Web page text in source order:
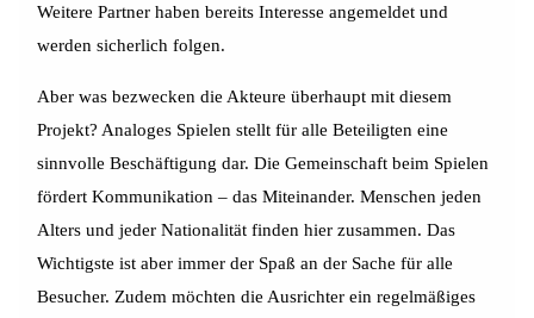
Weitere Partner haben bereits Interesse angemeldet und
werden sicherlich folgen.
Aber was bezwecken die Akteure überhaupt mit diesem
Projekt? Analoges Spielen stellt für alle Beteiligten eine
sinnvolle Beschäftigung dar. Die Gemeinschaft beim Spielen
fördert Kommunikation – das Miteinander. Menschen jeden
Alters und jeder Nationalität finden hier zusammen. Das
Wichtigste ist aber immer der Spaß an der Sache für alle
Besucher. Zudem möchten die Ausrichter ein regelmäßiges